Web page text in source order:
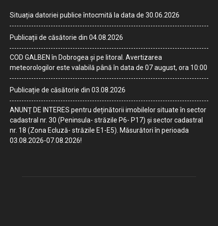
Situația datoriei publice întocmită la data de 30.06.2026
Publicații de căsătorie din 04.08.2026
COD GALBEN în Dobrogea și pe litoral. Avertizarea
meteorologilor este valabilă până în data de 07 august, ora 10:00
Publicație de căsătorie din 03.08.2026
ANUNȚ DE INTERES pentru deținătorii imobilelor situate în sector
cadastral nr. 30 (Peninsula- străzile P6- P17) și sector cadastral
nr. 18 (Zona Ecluză- străzile E1-E5). Măsurători în perioada
03.08.2026-07.08.2026!